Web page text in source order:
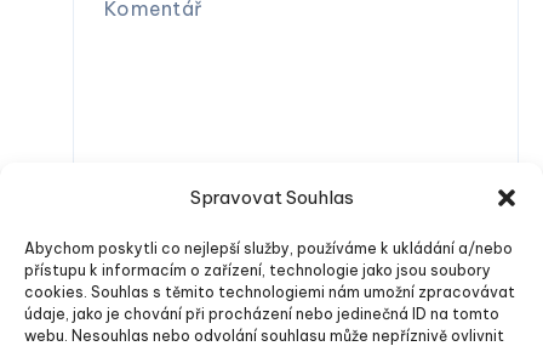
Spravovat Souhlas
Abychom poskytli co nejlepší služby, používáme k ukládání a/nebo
přístupu k informacím o zařízení, technologie jako jsou soubory
cookies. Souhlas s těmito technologiemi nám umožní zpracovávat
údaje, jako je chování při procházení nebo jedinečná ID na tomto
webu. Nesouhlas nebo odvolání souhlasu může nepříznivě ovlivnit